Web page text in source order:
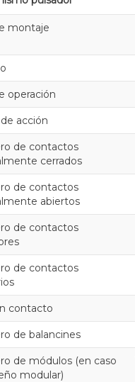
montaje
operación
acción
de contactos
cerrados
de contactos
abiertos
de contactos
de contactos
contacto
de balancines
de módulos (en caso
modular)